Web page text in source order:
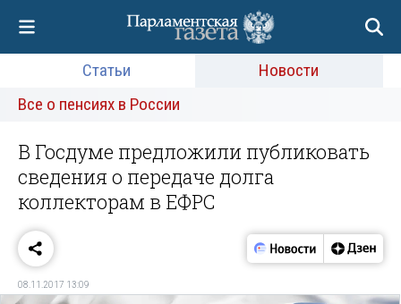
Статьи
Новости
Все о пенсиях в России
В Госдуме предложили публиковать
сведения о передаче долга
коллекторам в ЕФРС
08.11.2017 13:09